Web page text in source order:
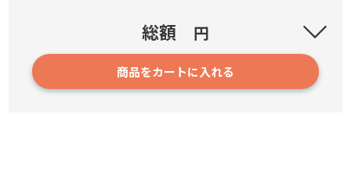
12808
3,580円～
総額 円
商品をカートに入れる